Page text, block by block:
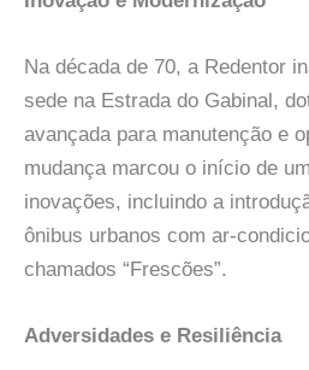
Na década de 70, a Redentor
sede na Estrada do Gabinal,
avançada para manutenção e
mudança marcou o início de
inovações, incluindo a
ônibus urbanos com ar-
chamados “Frescões”.
Adversidades e Resiliência